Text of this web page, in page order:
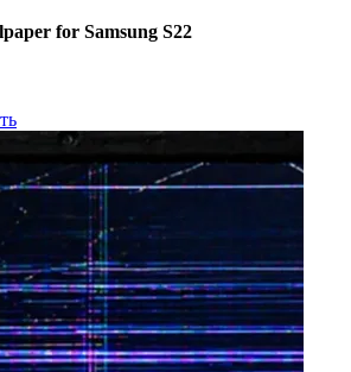
for Samsung S22